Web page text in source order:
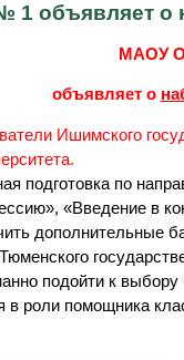
объявляет о
МАОУ
объявляет о
Ишимского
подготовка по
«Введение в
дополнительные
подойти к
роли помощника